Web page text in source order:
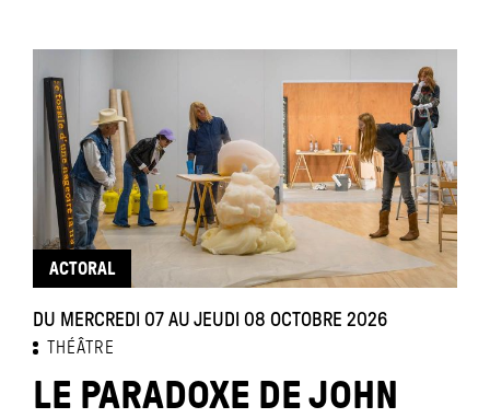
ACTORAL
DU MERCREDI 07 AU JEUDI 08 OCTOBRE 2026
THÉÂTRE
LE PARADOXE DE JOHN